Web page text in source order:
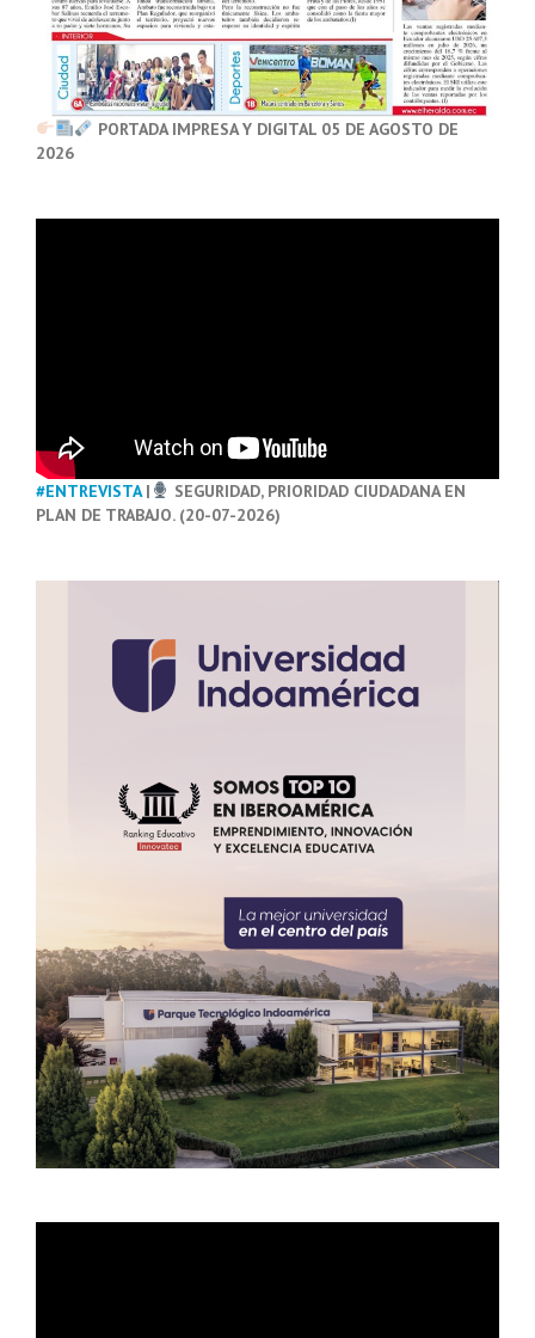
PORTADA IMPRESA Y DIGITAL 05 DE AGOSTO DE
2026
#ENTREVISTA|
SEGURIDAD, PRIORIDAD CIUDADANA EN
PLAN DE TRABAJO. (20-07-2026)